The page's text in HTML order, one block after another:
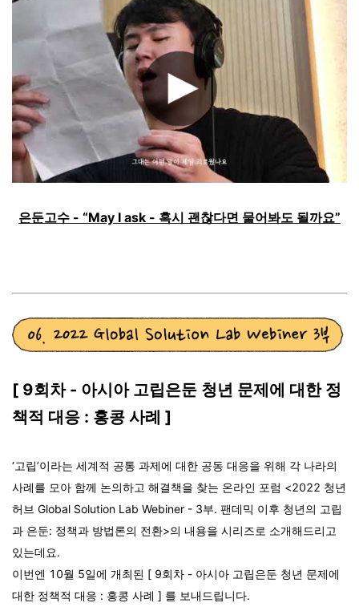
은둔고수 - “May I ask - 혹시 괜찮다면 물어봐도 될까요”
[ 9회차 - 아시아 고립은둔 청년 문제에 대한 정
책적 대응 : 홍콩 사례 ]
‘고립’이라는 세계적 공통 과제에 대한 공동 대응을 위해 각 나라의
사례를 모아 함께 논의하고 해결책을 찾는 온라인 포럼 <2022 청년
허브 Global Solution Lab Webiner - 3부. 팬데믹 이후 청년의 고립
과 은둔: 정책과 방법론의 전환>의 내용을 시리즈로 소개해드리고
있는데요.
이번엔 10월 5일에 개최된 [ 9회차 - 아시아 고립은둔 청년 문제에
대한 정책적 대응 : 홍콩 사례 ] 를 보내드립니다.